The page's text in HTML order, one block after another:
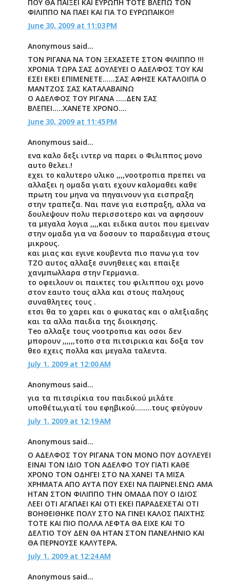
ΠΟΥ ΘΑ ΠΑΙΞΕΙ ΚΑΙ ΕΥΡΩΠΗ ΤΟΤΕ ΒΛΕΠΩ ΤΟΝ
ΦΙΛΙΠΠΟ ΝΑ ΠΑΕΙ ΚΑΙ ΓΙΑ ΤΟ ΕΥΡΩΠΑΙΚΟ!!
June 30, 2009 at 11:03 PM
Anonymous said...
ΤΟΝ ΡΙΓΑΝΑ ΝΑ ΤΟΝ ΞΕΧΑΣΕΤΕ ΣΤΟΝ ΦΙΛΙΠΠΟ !!!
ΧΡΟΝΙΑ ΤΩΡΑ ΣΑΣ ΔΟΥΛΕΥΕΙ Ο ΑΔΕΛΦΟΣ ΤΟΥ ΚΑΙ
ΕΣΕΙ ΕΚΕΙ ΕΠΙΜΕΝΕΤΕ......ΣΑΣ ΑΦΗΣΕ ΚΑΤΑΛΟΙΠΑ Ο
ΜΑΝΤΖΟΣ ΣΑΣ ΚΑΤΑΛΑΒΑΙΝΩ
Ο ΑΔΕΛΦΟΣ ΤΟΥ ΡΙΓΑΝΑ .....ΔΕΝ ΣΑΣ
ΒΛΕΠΕΙ.....ΧΑΝΕΤΕ ΧΡΟΝΟ....
June 30, 2009 at 11:45 PM
Anonymous said...
ενα καλο δεξι ιντερ να παρει ο Φιλιππος μονο
αυτο θελει.!
εχει το καλυτερο υλικο ,,,,νοοτροπια πρεπει να
αλλαξει η ομαδα γιατι εχουν καλομαθει καθε
πρωτη του μηνα να πηγαινουν για εισπραξη
στην τραπεζα. Ναι πανε για εισπραξη, αλλα να
δουλεψουν πολυ περισσοτερο και να αφησουν
τα μεγαλα λογια ,,,,και ειδικα αυτοι που εμειναν
στην ομαδα για να δοσουν το παραδειγμα στους
μικρους.
και μιας και εγινε κουβεντα πιο πανω για τον
ΤΖΟ αυτος αλλαξε συνηθειες και επαιξε
χανμπωλλαρα στην Γερμανια.
το οφειλουν οι παικτες του φιλιππου οχι μονο
στον εαυτο τους αλλα και στους παληους
συναθλητες τους .
ετσι θα το χαρει και ο φυκατας και ο αλεξιαδης
και τα αλλα παιδια της διοικησης.
Teo αλλαξε τους νοοτροπια και οσοι δεν
μπορουν ,,,,,,τοπο στα πιτσιρικια και δοξα τον
θεο εχεις πολλα και μεγαλα ταλεντα.
July 1, 2009 at 12:00 AM
Anonymous said...
για τα πιτσιρίκια του παιδικού μιλάτε
υποθέτω,γιατί του εφηβικού........τους φεύγουν
July 1, 2009 at 12:19 AM
Anonymous said...
Ο ΑΔΕΛΦΟΣ ΤΟΥ ΡΙΓΑΝΑ ΤΟΝ ΜΟΝΟ ΠΟΥ ΔΟΥΛΕΥΕΙ
ΕΙΝΑΙ ΤΟΝ ΙΔΙΟ ΤΟΝ ΑΔΕΛΦΟ ΤΟΥ ΓΙΑΤΙ ΚΑΘΕ
ΧΡΟΝΟ ΤΟΝ ΟΔΗΓΕΙ ΣΤΟ ΝΑ ΧΑΝΕΙ ΤΑ ΜΙΣΑ
ΧΡΗΜΑΤΑ ΑΠΟ ΑΥΤΑ ΠΟΥ ΕΧΕΙ ΝΑ ΠΑΙΡΝΕΙ.ΕΝΩ ΑΜΑ
ΗΤΑΝ ΣΤΟΝ ΦΙΛΙΠΠΟ ΤΗΝ ΟΜΑΔΑ ΠΟΥ Ο ΙΔΙΟΣ
ΛΕΕΙ ΟΤΙ ΑΓΑΠΑΕΙ ΚΑΙ ΟΤΙ ΕΚΕΙ ΠΑΡΑΔΕΧΕΤΑΙ ΟΤΙ
ΒΟΗΘΕΙΘΗΚΕ ΠΟΛΥ ΣΤΟ ΝΑ ΓΙΝΕΙ ΚΑΛΟΣ ΠΑΙΧΤΗΣ
ΤΟΤΕ ΚΑΙ ΠΙΟ ΠΟΛΛΑ ΛΕΦΤΑ ΘΑ ΕΙΧΕ ΚΑΙ ΤΟ
ΔΕΛΤΙΟ ΤΟΥ ΔΕΝ ΘΑ ΗΤΑΝ ΣΤΟΝ ΠΑΝΕΛΗΝΙΟ ΚΑΙ
ΘΑ ΠΕΡΝΟΥΣΕ ΚΑΛΥΤΕΡΑ.
July 1, 2009 at 12:24 AM
Anonymous said...